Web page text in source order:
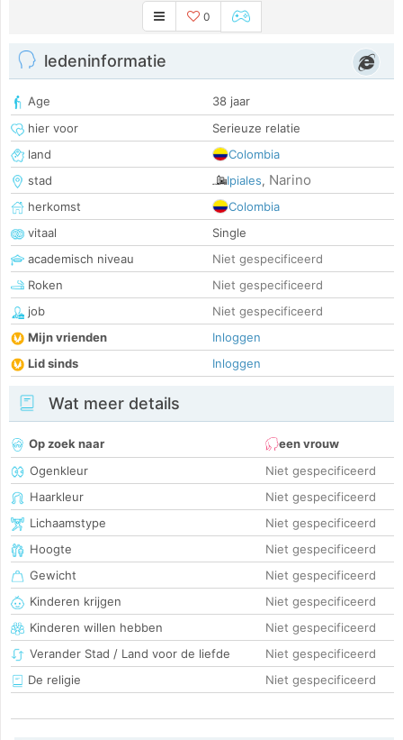
0
ledeninformatie
Age
38 jaar
hier voor
Serieuze relatie
land
Colombia
stad
Ipiales, Narino
herkomst
Colombia
vitaal
Single
academisch niveau
Niet gespecificeerd
Roken
Niet gespecificeerd
job
Niet gespecificeerd
Mijn vrienden
Inloggen
Lid sinds
Inloggen
Wat meer details
Op zoek naar
een vrouw
Ogenkleur
Niet gespecificeerd
Haarkleur
Niet gespecificeerd
Lichaamstype
Niet gespecificeerd
Hoogte
Niet gespecificeerd
Gewicht
Niet gespecificeerd
Kinderen krijgen
Niet gespecificeerd
Kinderen willen hebben
Niet gespecificeerd
Verander Stad / Land voor de liefde
Niet gespecificeerd
De religie
Niet gespecificeerd